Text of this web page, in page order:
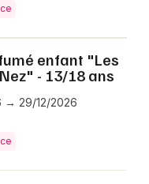
enfant "Les
- 13/18 ans
→ 29/12/2026